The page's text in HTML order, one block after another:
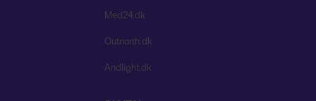
Med24.dk
Outnorth.dk
Andlight.dk